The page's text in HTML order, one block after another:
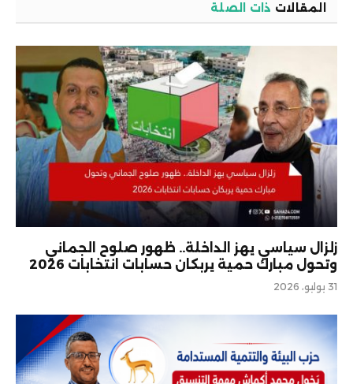
المقالات ذات الصلة
زلزال سياسي يهز الداخلة.. ظهور صلوح الجماني
وتحول مبارك حمية يربكان حسابات انتخابات 2026
31 يوليو، 2026